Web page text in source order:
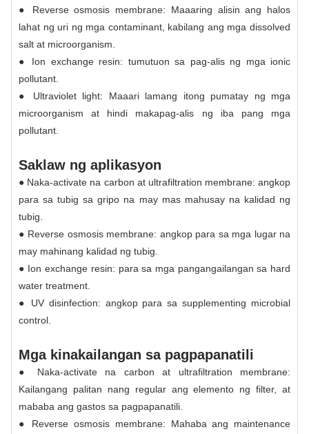
● Reverse osmosis membrane: Maaaring alisin ang halos
lahat ng uri ng mga contaminant, kabilang ang mga dissolved
salt at microorganism.
● Ion exchange resin: tumutuon sa pag-alis ng mga ionic
pollutant.
● Ultraviolet light: Maaari lamang itong pumatay ng mga
microorganism at hindi makapag-alis ng iba pang mga
pollutant.
Saklaw ng aplikasyon
● Naka-activate na carbon at ultrafiltration membrane: angkop
para sa tubig sa gripo na may mas mahusay na kalidad ng
tubig.
● Reverse osmosis membrane: angkop para sa mga lugar na
may mahinang kalidad ng tubig.
● Ion exchange resin: para sa mga pangangailangan sa hard
water treatment.
● UV disinfection: angkop para sa supplementing microbial
control.
Mga kinakailangan sa pagpapanatili
● Naka-activate na carbon at ultrafiltration membrane:
Kailangang palitan nang regular ang elemento ng filter, at
mababa ang gastos sa pagpapanatili.
● Reverse osmosis membrane: Mahaba ang maintenance